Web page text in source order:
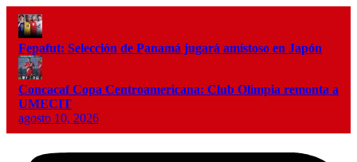
Fepafut: Selección de Panamá jugará amistoso en Japón
Concacaf Copa Centroamericana: Club Olimpia remonta a
UMECIT
agosto 10, 2026